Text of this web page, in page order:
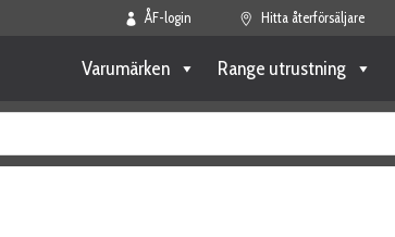
ÅF-login Hitta återförsäljare
Varumärken Range utrustning